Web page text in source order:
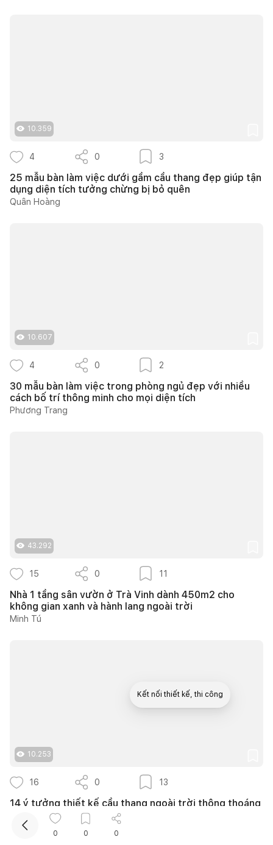
10.359
4 0 3
25 mẫu bàn làm việc dưới gầm cầu thang đẹp giúp tận
dụng diện tích tưởng chừng bị bỏ quên
Quân Hoàng
10.607
4 0 2
30 mẫu bàn làm việc trong phòng ngủ đẹp với nhiều
cách bố trí thông minh cho mọi diện tích
Phương Trang
43.292
15 0 11
Nhà 1 tầng sân vườn ở Trà Vinh dành 450m2 cho
không gian xanh và hành lang ngoài trời
Minh Tú
10.253
16 0 13
14 ý tưởng thiết kế cầu thang ngoài trời thông thoáng
giúp tối ưu diện tích cho nhà phố nhỏ hẹp
Như Ý
0 0 0
Kết nối thiết kế, thi công